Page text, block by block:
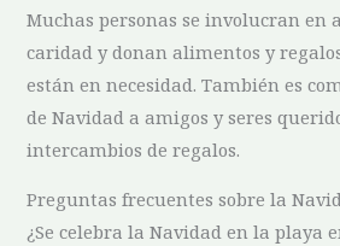
Muchas personas se involucran en
caridad y donan ‍alimentos y
están en necesidad. También es
de Navidad⁣ a amigos y seres
intercambios de‍ regalos.
Preguntas frecuentes sobre la
¿Se​ celebra la Navidad en la playa